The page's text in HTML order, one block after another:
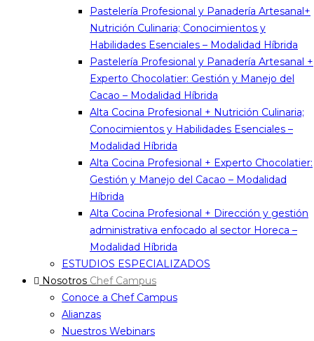
Pastelería Profesional y Panadería Artesanal+
Nutrición Culinaria; Conocimientos y
Habilidades Esenciales – Modalidad Híbrida
Pastelería Profesional y Panadería Artesanal +
Experto Chocolatier: Gestión y Manejo del
Cacao – Modalidad Híbrida
Alta Cocina Profesional + Nutrición Culinaria;
Conocimientos y Habilidades Esenciales –
Modalidad Híbrida
Alta Cocina Profesional + Experto Chocolatier:
Gestión y Manejo del Cacao – Modalidad
Híbrida
Alta Cocina Profesional + Dirección y gestión
administrativa enfocado al sector Horeca –
Modalidad Híbrida
ESTUDIOS ESPECIALIZADOS
Nosotros Chef Campus
Conoce a Chef Campus
Alianzas
Nuestros Webinars